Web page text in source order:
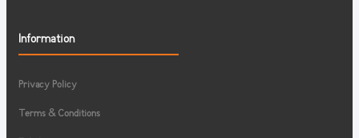
Information
Privacy Policy
Terms & Conditions